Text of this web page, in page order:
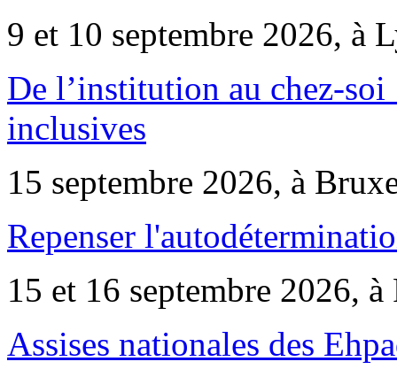
9 et 10 septembre 2026, à
De l’institution au chez-
inclusives
15 septembre 2026, à
Repenser
15 et 16 septembre 2026, à
Assises nationales des